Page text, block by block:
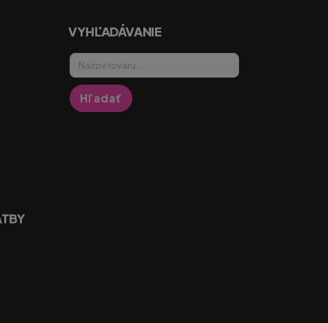
VYHĽADÁVANIE
Hľadať